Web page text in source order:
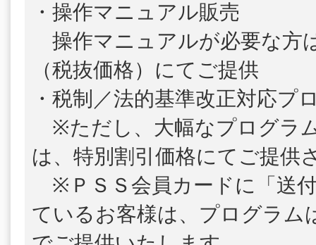
・操作マニュアル販売
操作マニュアルが必要な方
（税抜価格）にてご提供
・税制／法的基準改正対応プ
※ただし、大幅なプログラ
は、特別割引価格にてご提供
※ＰＳＳ会員カードに「送
ているお客様は、プログラム